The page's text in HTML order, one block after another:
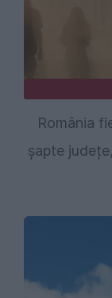
România
șapte